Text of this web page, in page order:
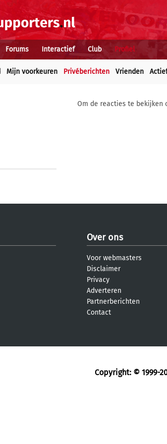
Forums Interactief Club Profiel
Mijn voorkeuren Privéberichten Vrienden
Om de reacties te bekijken
Over ons
Voor webmasters
Disclaimer
Privacy
Adverteren
Partnerberichten
Contact
Copyright: © 1999-